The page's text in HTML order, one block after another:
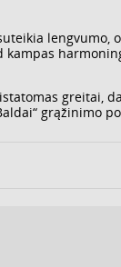
lengvumo,
kampas
greitai,
grąžinimo